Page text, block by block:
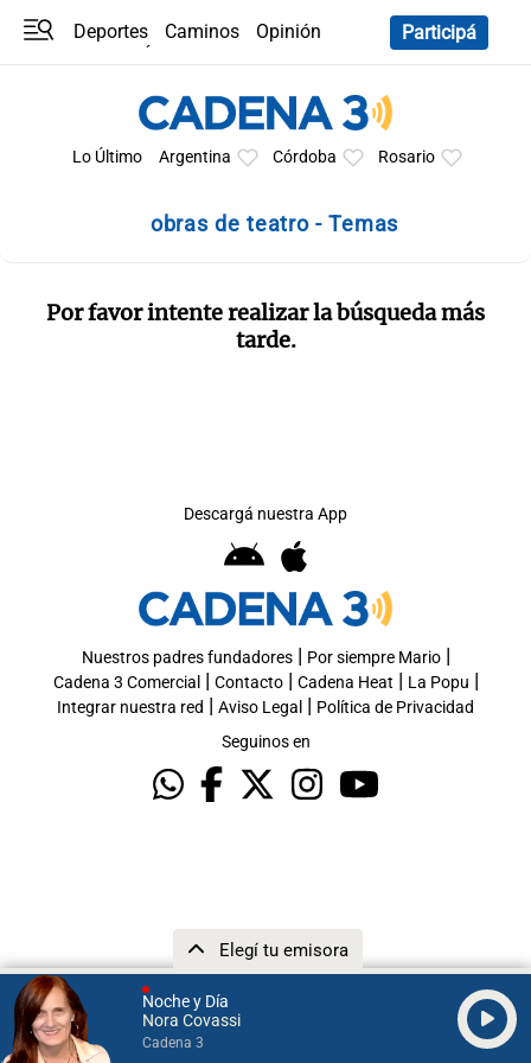
Noche y Día
Nora Covassi
Cadena 3
Elegí tu emisora
Deportes Caminos
Opinión
Participá
Lo Último Argentina Córdoba Rosario
obras de teatro - Temas
Por favor intente realizar la búsqueda más
tarde.
Descargá nuestra App
Nuestros padres fundadores| Por siempre Mario|
Cadena 3 Comercial | Contacto| Cadena Heat | La Popu |
Integrar nuestra red | Aviso Legal | Política de Privacidad
Seguinos en